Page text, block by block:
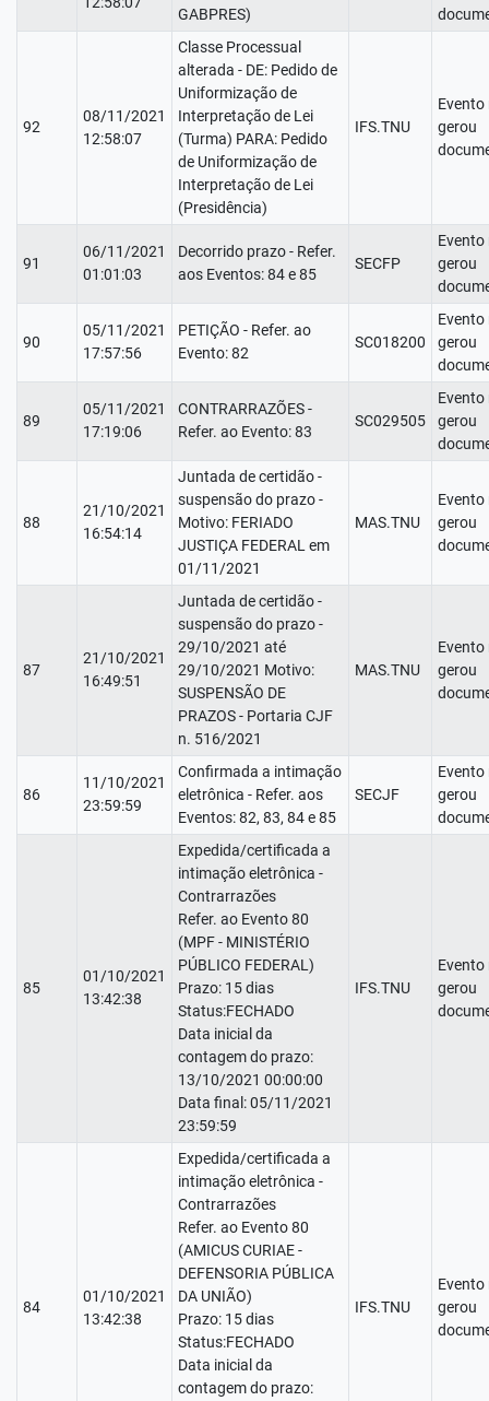
GABPRES)
92
08/11/2021
12:58:07
Classe Processual
alterada - DE: Pedido de
Uniformização de
Interpretação de Lei
(Turma) PARA: Pedido
de Uniformização de
Interpretação de Lei
(Presidência)
IFS.TNU
Evento
gerou
91
06/11/2021
01:01:03
Decorrido prazo - Refer.
aos Eventos: 84 e 85
SECFP
Evento
gerou
90
05/11/2021
17:57:56
PETIÇÃO - Refer. ao
Evento: 82
SC018200
Evento
gerou
89
05/11/2021
17:19:06
CONTRARRAZÕES -
Refer. ao Evento: 83
SC029505
Evento
gerou
88
21/10/2021
16:54:14
Juntada de certidão -
suspensão do prazo -
Motivo: FERIADO
JUSTIÇA FEDERAL em
01/11/2021
MAS.TNU
Evento
gerou
87
21/10/2021
16:49:51
Juntada de certidão -
suspensão do prazo -
29/10/2021 até
29/10/2021 Motivo:
SUSPENSÃO DE
PRAZOS - Portaria CJF
n. 516/2021
MAS.TNU
Evento
gerou
86
11/10/2021
23:59:59
Confirmada a intimação
eletrônica - Refer. aos
Eventos: 82, 83, 84 e 85
SECJF
Evento
gerou
85
01/10/2021
13:42:38
Expedida/certificada a
intimação eletrônica -
Contrarrazões
Refer. ao Evento 80
(MPF - MINISTÉRIO
PÚBLICO FEDERAL)
Prazo: 15 dias
Status:FECHADO
Data inicial da
contagem do prazo:
13/10/2021 00:00:00
Data final: 05/11/2021
23:59:59
IFS.TNU
Evento
gerou
84
01/10/2021
13:42:38
Expedida/certificada a
intimação eletrônica -
Contrarrazões
Refer. ao Evento 80
(AMICUS CURIAE -
DEFENSORIA PÚBLICA
DA UNIÃO)
Prazo: 15 dias
Status:FECHADO
Data inicial da
contagem do prazo:
IFS.TNU
Evento
gerou